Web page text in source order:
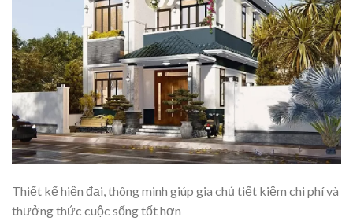
Thiết kế hiện đại, thông minh giúp gia chủ tiết kiệm chi phí và
thưởng thức cuộc sống tốt hơn